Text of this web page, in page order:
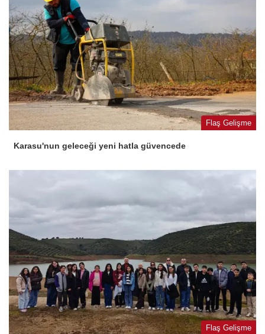
Flaş Gelişme
Karasu'nun geleceği yeni hatla güvencede
Flaş Gelişme